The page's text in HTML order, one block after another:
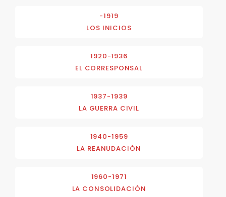
-1919
LOS INICIOS
1920-1936
EL CORRESPONSAL
1937-1939
LA GUERRA CIVIL
1940-1959
LA REANUDACIÓN
1960-1971
LA CONSOLIDACIÓN